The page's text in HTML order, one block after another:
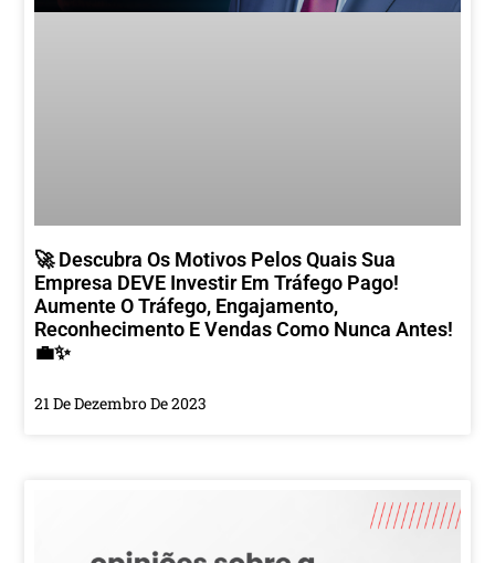
🚀 Descubra Os Motivos Pelos Quais Sua
Empresa DEVE Investir Em Tráfego Pago!
Aumente O Tráfego, Engajamento,
Reconhecimento E Vendas Como Nunca Antes!
💼✨
21 De Dezembro De 2023